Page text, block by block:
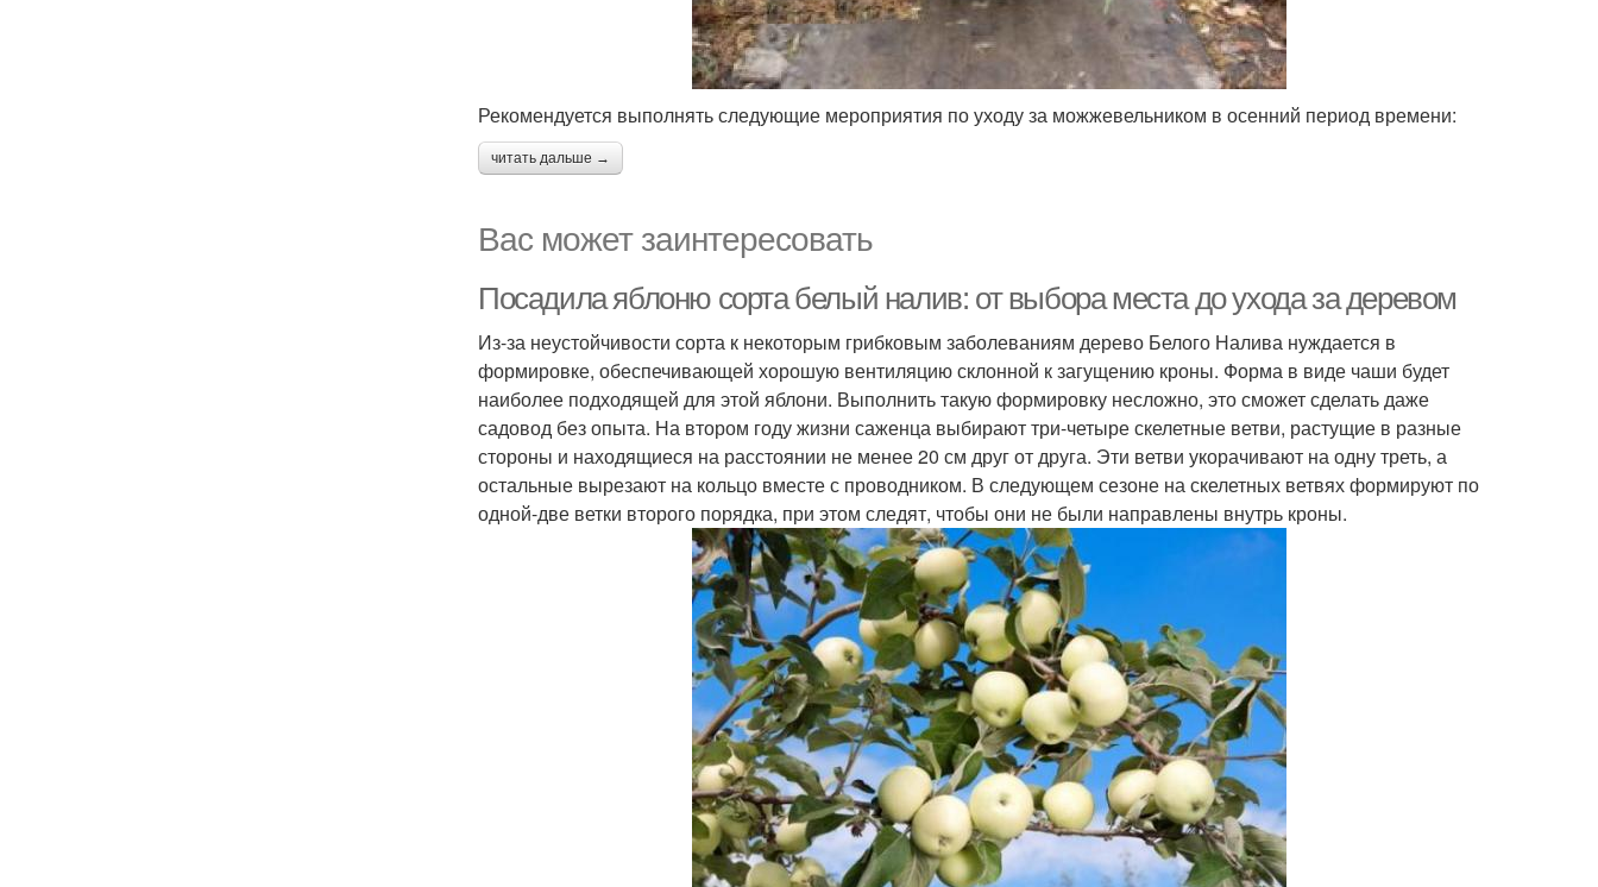
Рекомендуется выполнять следующие мероприятия по уходу за можжевельником в осенний период времени:
читать дальше →
Вас может заинтересовать
Посадила яблоню сорта белый налив: от выбора места до ухода за деревом
Из-за неустойчивости сорта к некоторым грибковым заболеваниям дерево Белого Налива нуждается в
формировке, обеспечивающей хорошую вентиляцию склонной к загущению кроны. Форма в виде чаши будет
наиболее подходящей для этой яблони. Выполнить такую формировку несложно, это сможет сделать даже
садовод без опыта. На втором году жизни саженца выбирают три-четыре скелетные ветви, растущие в разные
стороны и находящиеся на расстоянии не менее 20 см друг от друга. Эти ветви укорачивают на одну треть, а
остальные вырезают на кольцо вместе с проводником. В следующем сезоне на скелетных ветвях формируют по
одной-две ветки второго порядка, при этом следят, чтобы они не были направлены внутрь кроны.